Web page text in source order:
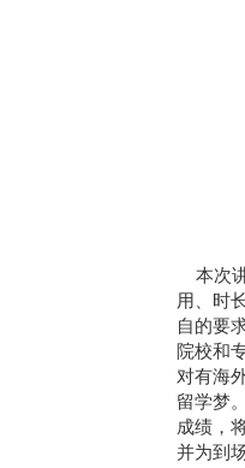
本次讲
用、时
自的要
院校和
对有海
留学梦
成绩，
并为到